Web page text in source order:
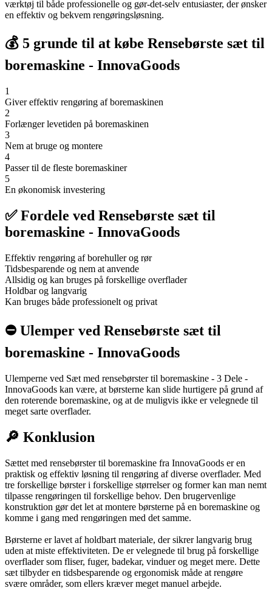
værktøj til både professionelle og gør-det-selv entusiaster, der ønsker
en effektiv og bekvem rengøringsløsning.
💰 5 grunde til at købe Rensebørste sæt til
boremaskine - InnovaGoods
1
Giver effektiv rengøring af boremaskinen
2
Forlænger levetiden på boremaskinen
3
Nem at bruge og montere
4
Passer til de fleste boremaskiner
5
En økonomisk investering
✅ Fordele ved Rensebørste sæt til
boremaskine - InnovaGoods
Effektiv rengøring af borehuller og rør
Tidsbesparende og nem at anvende
Allsidig og kan bruges på forskellige overflader
Holdbar og langvarig
Kan bruges både professionelt og privat
⛔️ Ulemper ved Rensebørste sæt til
boremaskine - InnovaGoods
Ulemperne ved Sæt med rensebørster til boremaskine - 3 Dele -
InnovaGoods kan være, at børsterne kan slide hurtigere på grund af
den roterende boremaskine, og at de muligvis ikke er velegnede til
meget sarte overflader.
🔎 Konklusion
Sættet med rensebørster til boremaskine fra InnovaGoods er en
praktisk og effektiv løsning til rengøring af diverse overflader. Med
tre forskellige børster i forskellige størrelser og former kan man nemt
tilpasse rengøringen til forskellige behov. Den brugervenlige
konstruktion gør det let at montere børsterne på en boremaskine og
komme i gang med rengøringen med det samme.
Børsterne er lavet af holdbart materiale, der sikrer langvarig brug
uden at miste effektiviteten. De er velegnede til brug på forskellige
overflader som fliser, fuger, badekar, vinduer og meget mere. Dette
sæt tilbyder en tidsbesparende og ergonomisk måde at rengøre
svære områder, som ellers kræver meget manuel arbejde.